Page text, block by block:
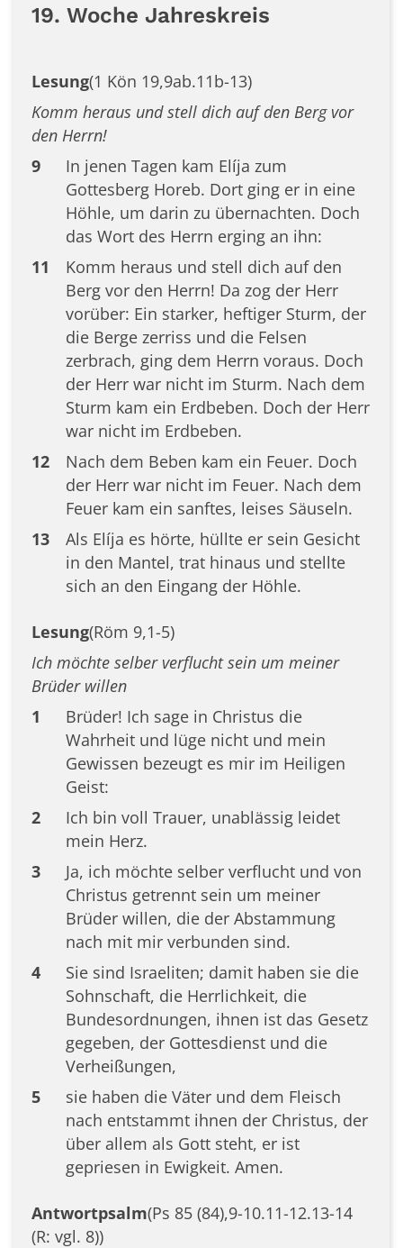
19. Woche Jahreskreis
Lesung(1 Kön 19,9ab.11b-13)
Komm heraus und stell dich auf den Berg vor
den Herrn!
9
In jenen Tagen kam Elíja zum
Gottesberg Horeb. Dort ging er in eine
Höhle, um darin zu übernachten. Doch
das Wort des Herrn erging an ihn:
11
Komm heraus und stell dich auf den
Berg vor den Herrn! Da zog der Herr
vorüber: Ein starker, heftiger Sturm, der
die Berge zerriss und die Felsen
zerbrach, ging dem Herrn voraus. Doch
der Herr war nicht im Sturm. Nach dem
Sturm kam ein Erdbeben. Doch der Herr
war nicht im Erdbeben.
12
Nach dem Beben kam ein Feuer. Doch
der Herr war nicht im Feuer. Nach dem
Feuer kam ein sanftes, leises Säuseln.
13
Als Elíja es hörte, hüllte er sein Gesicht
in den Mantel, trat hinaus und stellte
sich an den Eingang der Höhle.
Lesung(Röm 9,1-5)
Ich möchte selber verflucht sein um meiner
Brüder willen
1
Brüder! Ich sage in Christus die
Wahrheit und lüge nicht und mein
Gewissen bezeugt es mir im Heiligen
Geist:
2
Ich bin voll Trauer, unablässig leidet
mein Herz.
3
Ja, ich möchte selber verflucht und von
Christus getrennt sein um meiner
Brüder willen, die der Abstammung
nach mit mir verbunden sind.
4
Sie sind Israeliten; damit haben sie die
Sohnschaft, die Herrlichkeit, die
Bundesordnungen, ihnen ist das Gesetz
gegeben, der Gottesdienst und die
Verheißungen,
5
sie haben die Väter und dem Fleisch
nach entstammt ihnen der Christus, der
über allem als Gott steht, er ist
gepriesen in Ewigkeit. Amen.
Antwortpsalm(Ps 85 (84),9-10.11-12.13-14
(R: vgl. 8))